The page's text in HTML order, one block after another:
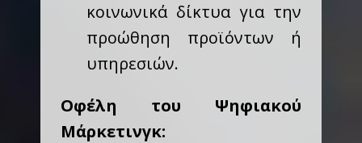
κοινωνικά δίκτυα για την
προώθηση προϊόντων ή
υπηρεσιών.
Οφέλη του Ψηφιακού
Μάρκετινγκ: